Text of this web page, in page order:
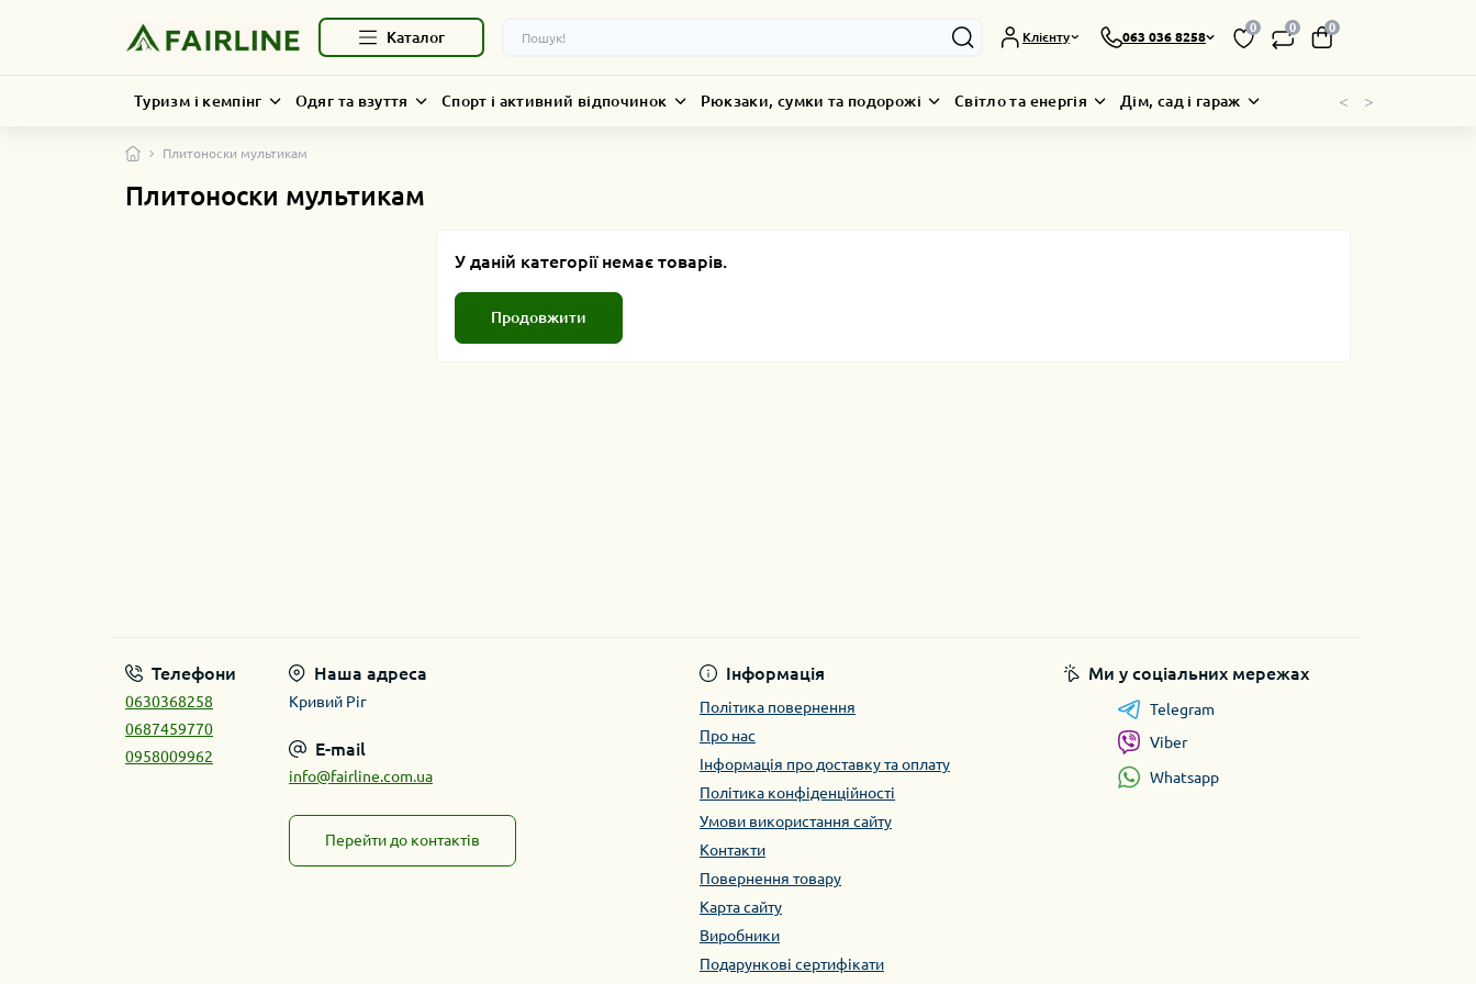
Каталог Клієнту 063 036 8258
0 0 0
Туризм і кемпінг Одяг та взуття Спорт і активний відпочинок Рюкзаки, сумки та подорожі Світло та енергія Дім, сад і гараж < >
Плитоноски мультикам
Плитоноски мультикам
У даній категорії немає товарів.
Продовжити
Телефони
0630368258
0687459770
0958009962
Наша адреса
Кривий Ріг
E-mail
info@fairline.com.ua
Перейти до контактів
Інформація
Політика повернення
Про нас
Інформація про доставку та оплату
Політика конфіденційності
Умови використання сайту
Контакти
Повернення товару
Карта сайту
Виробники
Подарункові сертифікати
Ми у соціальних мережах
Telegram
Viber
Whatsapp